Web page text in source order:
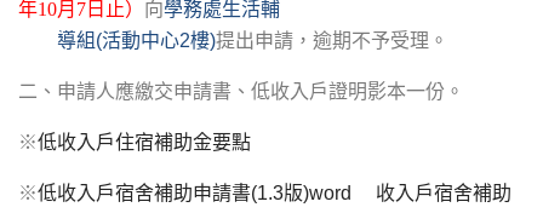
年10月 7 日止） 向學務處生活輔
導組(活動中心2樓)提出申請，逾期不予受理。
二、申請人應繳交申請書 、低收入戶證明影本一份。
※低收入戶住宿補助金要點
※低收入戶宿舍補助申請書(1.3版)word 收入戶宿舍補助